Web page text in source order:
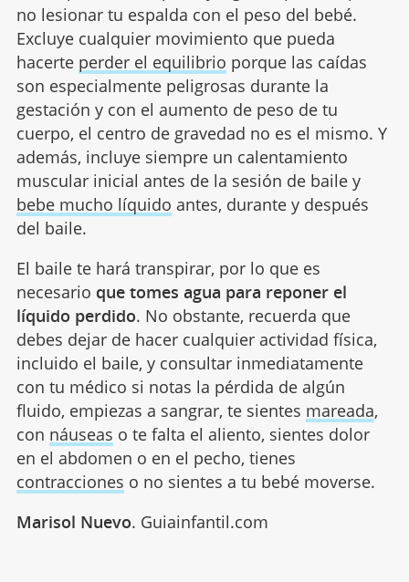
no lesionar tu espalda con el peso del bebé.
Excluye cualquier movimiento que pueda
hacerte perder el equilibrio porque las caídas
son especialmente peligrosas durante la
gestación y con el aumento de peso de tu
cuerpo, el centro de gravedad no es el mismo. Y
además, incluye siempre un calentamiento
muscular inicial antes de la sesión de baile y
bebe mucho líquido antes, durante y después
del baile.
El baile te hará transpirar, por lo que es
necesario que tomes agua para reponer el
líquido perdido. No obstante, recuerda que
debes dejar de hacer cualquier actividad física,
incluido el baile, y consultar inmediatamente
con tu médico si notas la pérdida de algún
fluido, empiezas a sangrar, te sientes mareada,
con náuseas o te falta el aliento, sientes dolor
en el abdomen o en el pecho, tienes
contracciones o no sientes a tu bebé moverse.
Marisol Nuevo. Guiainfantil.com